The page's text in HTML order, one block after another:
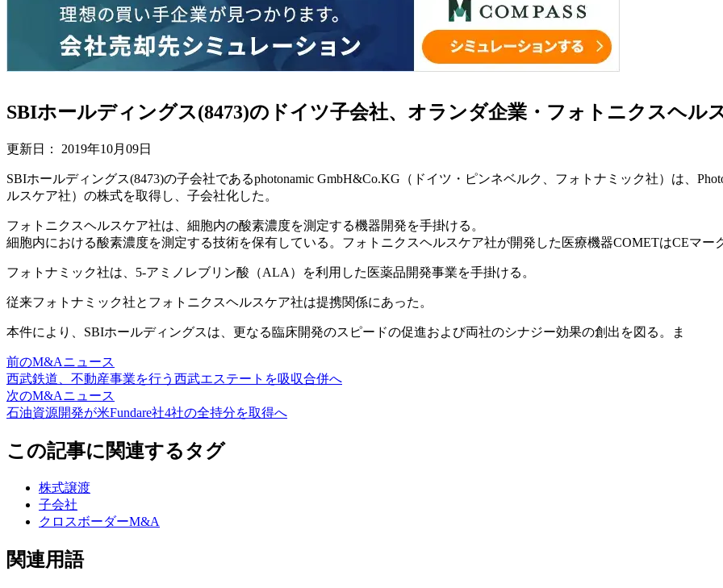
SBIホールディングス(8473)のドイツ子会社、オランダ企業・フォトニクスヘル
更新日： 2019年10月09日
SBIホールディングス(8473)の子会社であるphotonamic GmbH&Co.KG（ドイツ・ピンネベルク、フォトナミック社）は、
ルスケア社）の株式を取得し、子会社化した。
フォトニクスヘルスケア社は、細胞内の酸素濃度を測定する機器開発を手掛ける。
細胞内における酸素濃度を測定する技術を保有している。フォトニクスヘルスケア社が開発した医療機器COMETはCEマー
フォトナミック社は、5-アミノレブリン酸（ALA）を利用した医薬品開発事業を手掛ける。
従来フォトナミック社とフォトニクスヘルスケア社は提携関係にあった。
本件により、SBIホールディングスは、更なる臨床開発のスピードの促進および両社のシナジー効果の創出を図る。ま
前のM&Aニュース
西武鉄道、不動産事業を行う西武エステートを吸収合併へ
次のM&Aニュース
石油資源開発が米Fundare社4社の全持分を取得へ
この記事に関連するタグ
株式譲渡
子会社
クロスボーダーM&A
関連用語